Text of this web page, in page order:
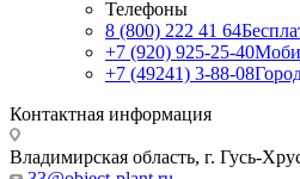
Телефоны
8 (800) 222 41 64
+7 (920) 925-25-40
+7 (49241) 3-88-08
Контактная информация
Владимирская область, г. Гусь-